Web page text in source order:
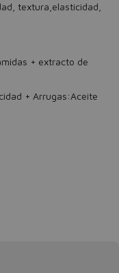
textura,elasticidad,
+ extracto de
+ Arrugas:Aceite